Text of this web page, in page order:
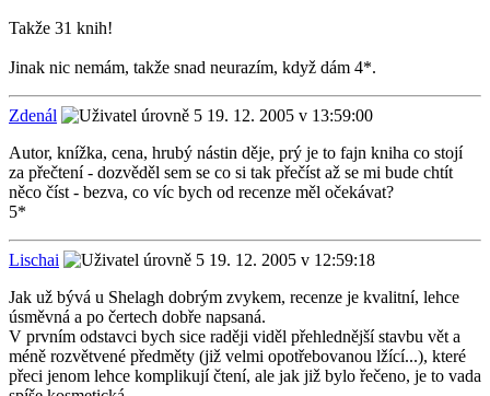
Takže 31 knih!
Jinak nic nemám, takže snad neurazím, když dám 4*.
Zdenál
19. 12. 2005 v 13:59:00
Autor, knížka, cena, hrubý nástin děje, prý je to fajn kniha co stojí
za přečtení - dozvěděl sem se co si tak přečíst až se mi bude chtít
něco číst - bezva, co víc bych od recenze měl očekávat?
5*
Lischai
19. 12. 2005 v 12:59:18
Jak už bývá u Shelagh dobrým zvykem, recenze je kvalitní, lehce
úsměvná a po čertech dobře napsaná.
V prvním odstavci bych sice raději viděl přehlednější stavbu vět a
méně rozvětvené předměty (již velmi opotřebovanou lžící...), které
přeci jenom lehce komplikují čtení, ale jak již bylo řečeno, je to vada